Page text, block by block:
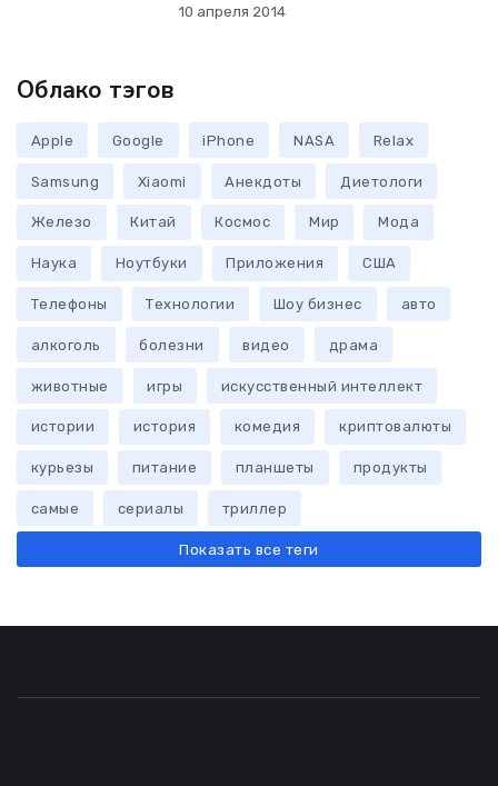
10 апреля 2014
Облако тэгов
Apple Google iPhone NASA Relax
Samsung Xiaomi Анекдоты Диетологи
Железо Китай Космос Мир Мода
Наука Ноутбуки Приложения США
Телефоны Технологии Шоу бизнес авто
алкоголь болезни видео драма
животные игры искусственный интеллект
истории история комедия криптовалюты
курьезы питание планшеты продукты
самые сериалы триллер
Показать все теги